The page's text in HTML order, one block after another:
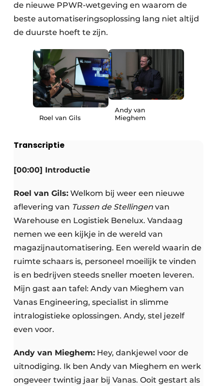
de nieuwe PPWR-wetgeving en waarom de
beste automatiseringsoplossing lang niet altijd
de duurste hoeft te zijn.
Roel van Gils
Andy van
Mieghem
Transcriptie
[00:00] Introductie
Roel van Gils: Welkom bij weer een nieuwe
aflevering van Tussen de Stellingen van
Warehouse en Logistiek Benelux. Vandaag
nemen we een kijkje in de wereld van
magazijnautomatisering. Een wereld waarin de
ruimte schaars is, personeel moeilijk te vinden
is en bedrijven steeds sneller moeten leveren.
Mijn gast aan tafel: Andy van Mieghem van
Vanas Engineering, specialist in slimme
intralogistieke oplossingen. Andy, stel jezelf
even voor.
Andy van Mieghem: Hey, dankjewel voor de
uitnodiging. Ik ben Andy van Mieghem en werk
ongeveer twintig jaar bij Vanas. Ooit gestart als